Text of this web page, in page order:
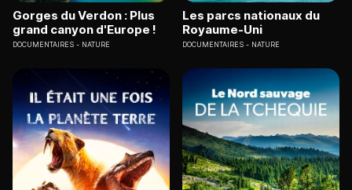
Gorges du Verdon : Plus
grand canyon d'Europe !
DOCUMENTAIRES NATURE
Les parcs nationaux du
Royaume-Uni
DOCUMENTAIRES NATURE